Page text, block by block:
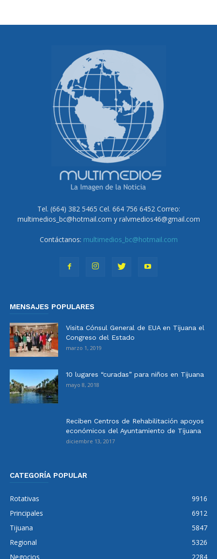
Tel. (664) 382 5465 Cel. 664 756 6452 Correo:
multimedios_bc@hotmail.com y ralvmedios46@gmail.com
Contáctanos: multimedios_bc@hotmail.com
MENSAJES POPULARES
Visita Cónsul General de EUA en Tijuana el
Congreso del Estado
marzo 1, 2019
10 lugares “curadas” para niños en Tijuana
mayo 8, 2018
Reciben Centros de Rehabilitación apoyos
económicos del Ayuntamiento de Tijuana
diciembre 13, 2017
CATEGORÍA POPULAR
Rotativas
9916
Principales
6912
Tijuana
5847
Regional
5326
Negocios
2284